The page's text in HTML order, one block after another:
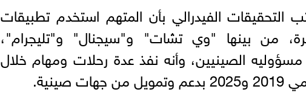
التحقيقات الفيدرالي بأن المتهم استخدم تطبيقات
من بينها "وي تشات" و"سيجنال" و"تليجرام"،
الصينيين، وأنه نفذ عدة رحلات ومهام خلال
صينية.